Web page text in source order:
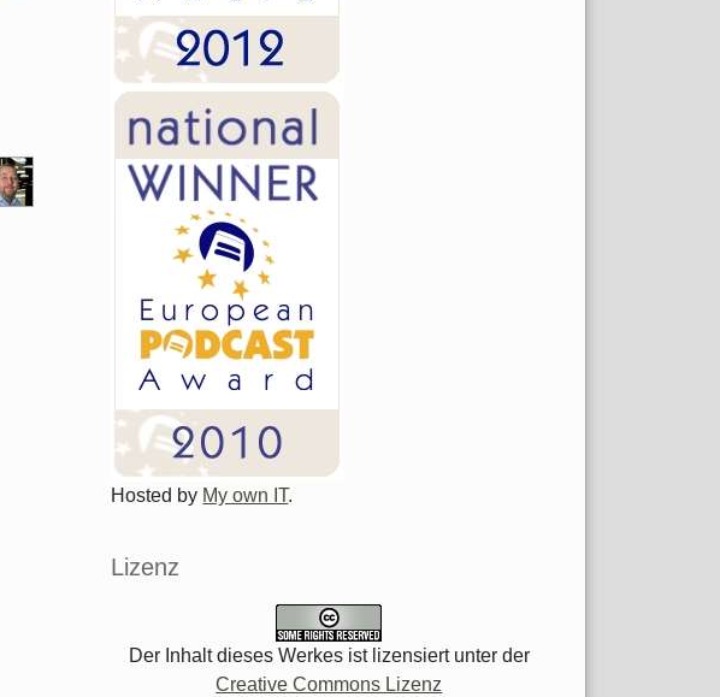
Hosted by My own IT.
Lizenz
Der Inhalt dieses Werkes ist lizensiert unter der
Creative Commons Lizenz